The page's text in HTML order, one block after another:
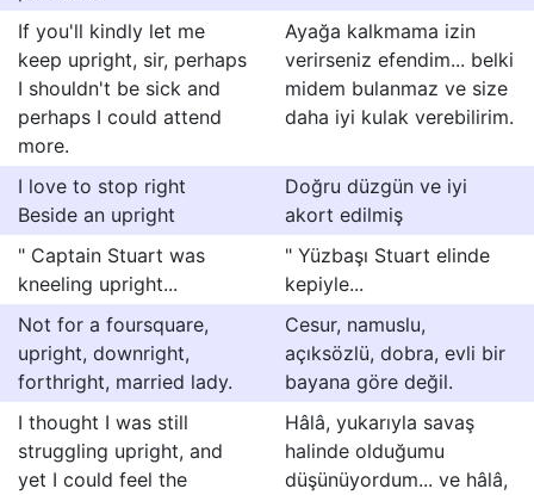
If you'll kindly let me
keep upright, sir, perhaps
I shouldn't be sick and
perhaps I could attend
more.
Ayağa kalkmama izin
verirseniz efendim... belki
midem bulanmaz ve size
daha iyi kulak verebilirim.
I love to stop right
Beside an upright
Doğru düzgün ve iyi
akort edilmiş
" Captain Stuart was
kneeling upright...
" Yüzbaşı Stuart elinde
kepiyle...
Not for a foursquare,
upright, downright,
forthright, married lady.
Cesur, namuslu,
açıksözlü, dobra, evli bir
bayana göre değil.
I thought I was still
struggling upright, and
yet I could feel the
Hâlâ, yukarıyla savaş
halinde olduğumu
düşünüyordum... ve hâlâ,